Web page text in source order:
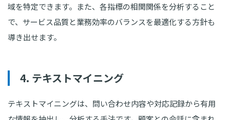
域を特定できます。また、各指標の相関関係を分析すること
で、サービス品質と業務効率のバランスを最適化する方針も
導き出せます。
4. テキストマイニング
テキストマイニングは、問い合わせ内容や対応記録から有用